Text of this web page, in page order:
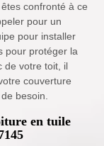
confronté à ce
pour un
pour installer
pour protéger la
de votre toit, il
couverture
besoin.
en tuile